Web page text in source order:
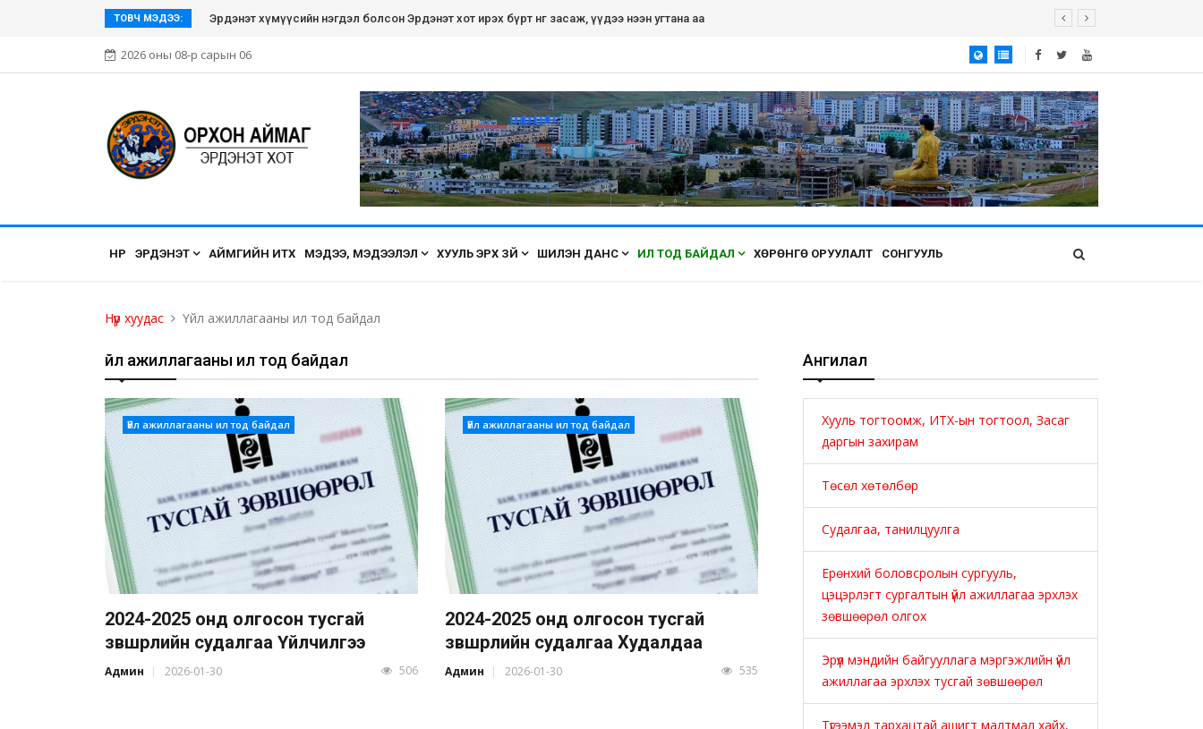
ТОВЧ МЭДЭЭ: Эрдэнэт хүмүүсийн нэгдэл болсон Эрдэнэт хот ирэх бүрт өнгөө засаж, үүдээ нээн угтана аа
2026 оны 08-р сарын 06
НҮҮР ЭРДЭНЭТ АЙМГИЙН ИТХ МЭДЭЭ, МЭДЭЭЛЭЛ ХУУЛЬ ЭРХ ЗҮЙ ШИЛЭН ДАНС ИЛ ТОД БАЙДАЛ ХӨРӨНГӨ ОРУУЛАЛТ СОНГУУЛЬ
Нүүр хуудас Үйл ажиллагааны ил тод байдал
Үйл ажиллагааны ил тод байдал
Үйл ажиллагааны ил тод байдал
2024-2025 онд олгосон тусгай
зөвшөөрлийн судалгаа Үйлчилгээ
Админ 2026-01-30 506
Үйл ажиллагааны ил тод байдал
2024-2025 онд олгосон тусгай
зөвшөөрлийн судалгаа Худалдаа
Админ 2026-01-30 535
Ангилал
Хууль тогтоомж, ИТХ-ын тогтоол, Засаг
даргын захирам
Төсөл хөтөлбөр
Судалгаа, танилцуулга
Ерөнхий боловсролын сургууль,
цэцэрлэгт сургалтын үйл ажиллагаа эрхлэх
зөвшөөрөл олгох
Эрүүл мэндийн байгууллага мэргэжлийн үйл
ажиллагаа эрхлэх тусгай зөвшөөрөл
Түгээмэл тархацтай ашигт малтмал хайх,